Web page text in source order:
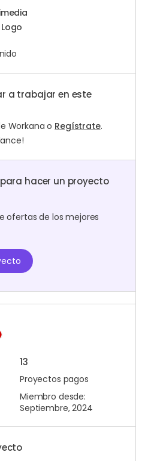
a trabajar en este
Workana o Regístrate.
hacer un proyecto
ofertas de los mejores
13
Proyectos pagos
Miembro desde:
Septiembre, 2024